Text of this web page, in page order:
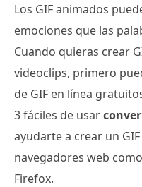
Los GIF animados
emociones que las
Cuando quieras crear
videoclips, primero
de GIF en línea
3 fáciles de usar
ayudarte a crear un
navegadores web
Firefox.